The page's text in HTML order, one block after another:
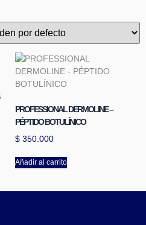
PROFESSIONAL DERMOLINE –
PÉPTIDO BOTULÍNICO
$ 350.000
Añadir al carrito